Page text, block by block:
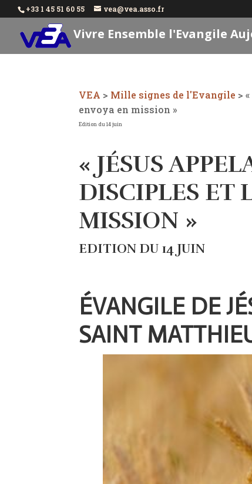
+33 1 45 51 60 55 vea@vea.asso.fr
Vivre Ensemble l'Evangile
VEA > Mille signes de l'Evangile >
envoya en mission »
Edition du 14 juin
« JÉSUS
DISCIPLES ET
MISSION »
EDITION DU 14 JUIN
ÉVANGILE DE
SAINT